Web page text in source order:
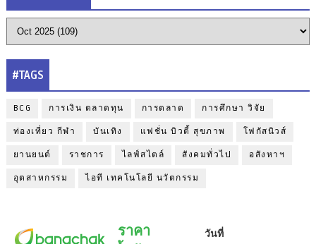
#TAGS
BCG การเงิน ตลาดทุน การตลาด การศึกษา วิจัย
ท่องเที่ยว กีฬา บันเทิง แฟชั่น บิวตี้ สุขภาพ โฟกัสนิวส์
ยานยนต์ ราชการ ไลฟ์สไตล์ สังคมทั่วไป อสังหาฯ
อุตสาหกรรม ไอที เทคโนโลยี นวัตกรรม